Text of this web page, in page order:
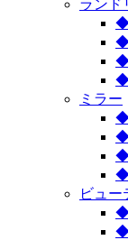
ランド
◆
◆
◆
◆
ミラー
◆
◆
◆
◆
ビュー
◆
◆